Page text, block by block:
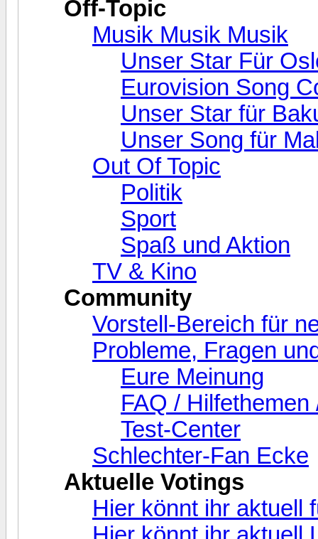
Off-Topic
Musik Musik Musik
Unser Star Für
Eurovision Song
Unser Star für
Unser Song für
Out Of Topic
Politik
Sport
Spaß und Aktion
TV & Kino
Community
Vorstell-Bereich für
Probleme, Fragen
Eure Meinung
FAQ /
Test-Center
Schlechter-Fan Ecke
Aktuelle Votings
Hier könnt ihr aktuell